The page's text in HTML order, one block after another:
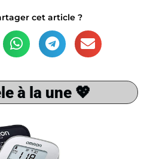
cet article ?
à la une 💖